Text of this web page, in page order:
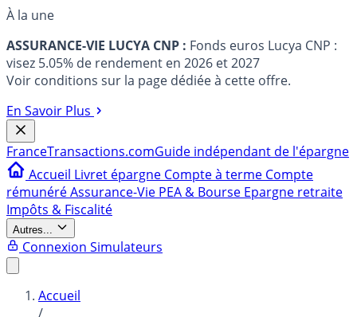
À la une
ASSURANCE-VIE LUCYA CNP : Fonds euros Lucya CNP :
visez 5.05% de rendement en 2026 et 2027
Voir conditions sur la page dédiée à cette offre.
En Savoir Plus
FranceTransactions.comGuide indépendant de l'épargne
Accueil Livret épargne Compte à terme Compte
rémunéréAssurance-Vie PEA & Bourse Epargne retraite
Impôts & Fiscalité
Autres...
Connexion Simulateurs
Accueil
/